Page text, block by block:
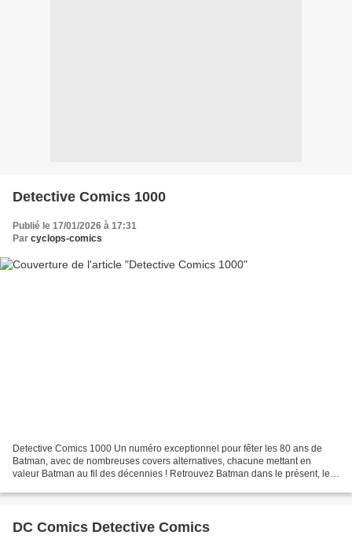
Detective Comics 1000
Publié le 17/01/2026 à 17:31
Par cyclops-comics
Detective Comics 1000 Un numéro exceptionnel pour fêter les 80 ans de
Batman, avec de nombreuses covers alternatives, chacune mettant en
valeur Batman au fil des décennies ! Retrouvez Batman dans le présent, le
DC Comics Detective Comics